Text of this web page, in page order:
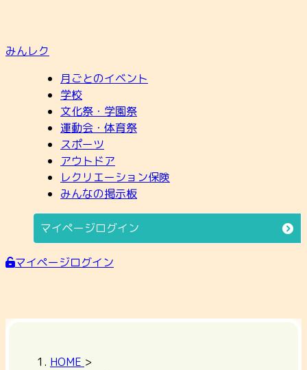
みんレク
月ごとのイベント
学校
文化祭・学園祭
運動会・体育祭
スポーツ
アウトドア
レクリエーション保険
みんなの掲示板
マイページログイン
マイページログイン
HOME >